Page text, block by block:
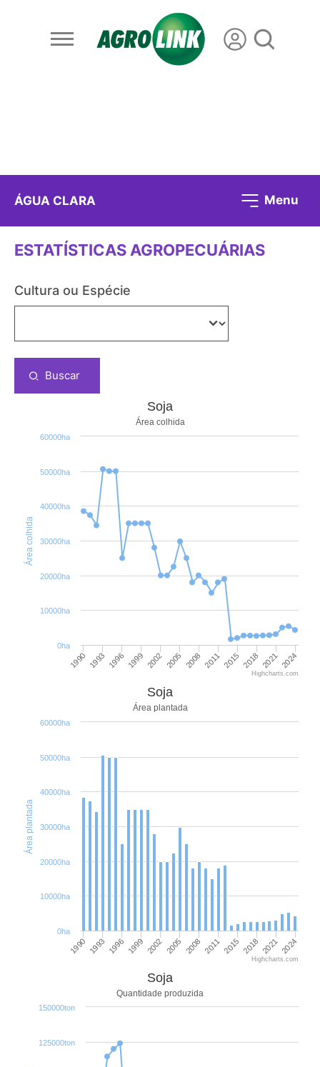
ÁGUA CLARA Menu
ESTATÍSTICAS AGROPECUÁRIAS
Cultura ou Espécie
Buscar
Área colhida
Soja
Área colhida
1990 1996 2002 2008 2015 2021
1993 1999 2005 2011 2018 2024
0ha
10000ha
20000ha
30000ha
40000ha
50000ha
60000ha
Highcharts.com
Área plantada
Soja
Área plantada
1990 1996 2002 2008 2015 2021
1993 1999 2005 2011 2018 2024
0ha
10000ha
20000ha
30000ha
40000ha
50000ha
60000ha
Highcharts.com
Soja
Quantidade produzida
125000ton
150000ton